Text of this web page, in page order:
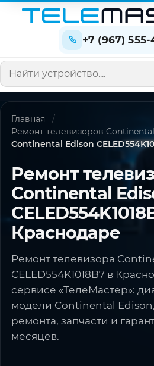
+7 (967)
Поиск по сайту
Главная
Ремонт телевизоров
Continental Edison
Ремонт
Continental
Краснодаре
Ремонт телевизора
CELED554K1018B7 в
сервисе «ТелеМастер»:
модели Continental
ремонта, запчасти и
месяцев.